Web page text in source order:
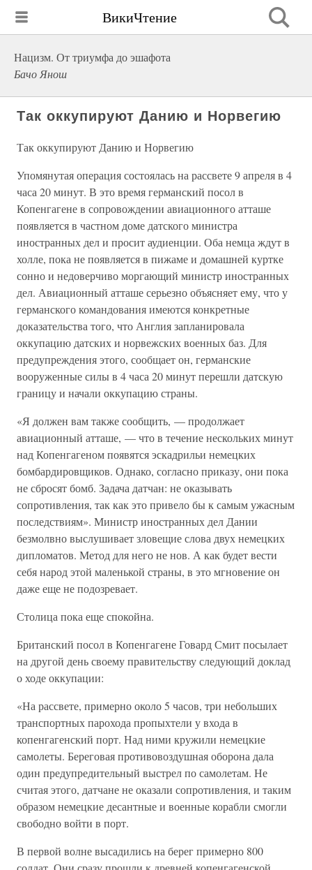
ВикиЧтение
Нацизм. От триумфа до эшафота
Бачо Янош
Так оккупируют Данию и Норвегию
Так оккупируют Данию и Норвегию
Упомянутая операция состоялась на рассвете 9 апреля в 4
часа 20 минут. В это время германский посол в
Копенгагене в сопровождении авиационного атташе
появляется в частном доме датского министра
иностранных дел и просит аудиенции. Оба немца ждут в
холле, пока не появляется в пижаме и домашней куртке
сонно и недоверчиво моргающий министр иностранных
дел. Авиационный атташе серьезно объясняет ему, что у
германского командования имеются конкретные
доказательства того, что Англия запланировала
оккупацию датских и норвежских военных баз. Для
предупреждения этого, сообщает он, германские
вооруженные силы в 4 часа 20 минут перешли датскую
границу и начали оккупацию страны.
«Я должен вам также сообщить, — продолжает
авиационный атташе, — что в течение нескольких минут
над Копенгагеном появятся эскадрильи немецких
бомбардировщиков. Однако, согласно приказу, они пока
не сбросят бомб. Задача датчан: не оказывать
сопротивления, так как это привело бы к самым ужасным
последствиям». Министр иностранных дел Дании
безмолвно выслушивает зловещие слова двух немецких
дипломатов. Метод для него не нов. А как будет вести
себя народ этой маленькой страны, в это мгновение он
даже еще не подозревает.
Столица пока еще спокойна.
Британский посол в Копенгагене Говард Смит посылает
на другой день своему правительству следующий доклад
о ходе оккупации:
«На рассвете, примерно около 5 часов, три небольших
транспортных парохода пропыхтели у входа в
копенгагенский порт. Над ними кружили немецкие
самолеты. Береговая противовоздушная оборона дала
один предупредительный выстрел по самолетам. Не
считая этого, датчане не оказали сопротивления, и таким
образом немецкие десантные и военные корабли смогли
свободно войти в порт.
В первой волне высадились на берег примерно 800